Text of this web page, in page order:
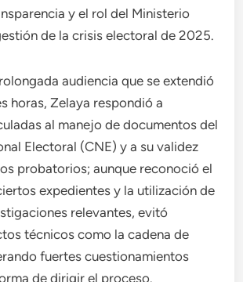
y el rol del Ministerio
de la crisis electoral de 2025.
audiencia que se extendió
horas, Zelaya respondió a
al manejo de documentos del
Electoral (CNE) y a su validez
probatorios; aunque reconoció el
expedientes y la utilización de
relevantes, evitó
técnicos como la cadena de
fuertes cuestionamientos
de dirigir el proceso.